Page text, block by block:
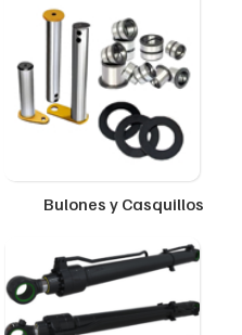
Bulones y Casquillos